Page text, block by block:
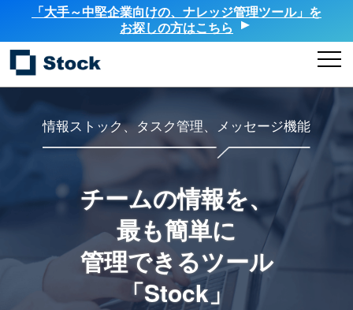
「大手～中堅企業向けの、ナレッジ管理ツール」を
お探しの方はこちら
情報ストック、タスク管理、メッセージ機能
チームの情報を、
最も簡単に
管理できるツール
「Stock」